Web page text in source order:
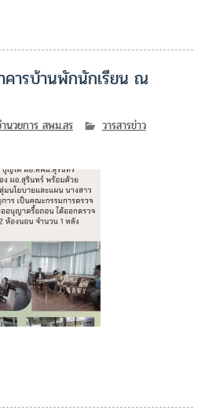
คารบ้านพักนักเรียน ณ
นวยการ สพม.สร
วารสารข่าว